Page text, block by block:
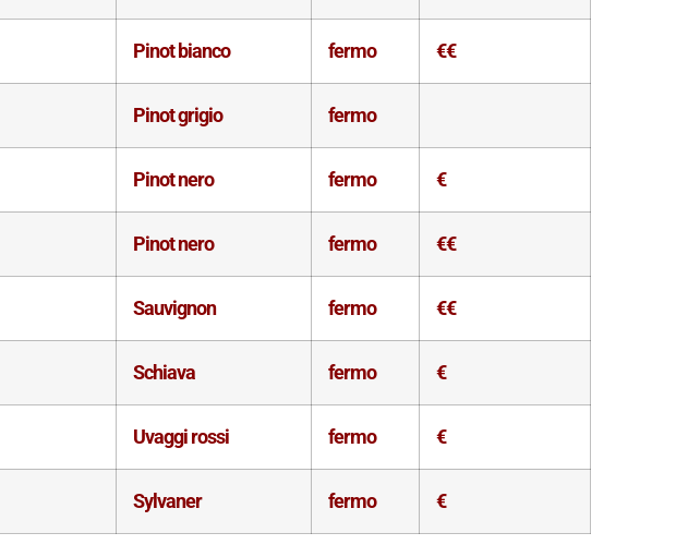
Pinot bianco fermo €€
Pinot grigio fermo
Pinot nero fermo €
Pinot nero fermo €€
Sauvignon fermo €€
Schiava fermo €
Uvaggi rossi fermo €
Sylvaner fermo €